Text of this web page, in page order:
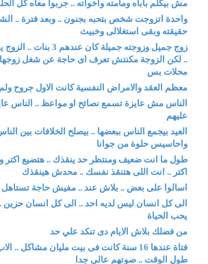
مش بيكلم باباه ومامته واخواته .. جربوا معاه كل
واحدة اتزوجت شخص بتحبه بجنون .. وبعد فترة ..
حقيقته وبقى استغلالى وخبيث
.. لكن الزوجة مكنتش تعرف اى حاجة عن شغل
محلات بس
معظم العقد والامراض النفسية كانت الاول جروح
الناس مش عايزة تسمع نصائح او مواعظ .. الناس
عليهم
العيد بيجمع الناس ببعضها .. بيصلح الخلافات بين
واحاسيس حلوة من جوانا
طول ما انت ضعيف ومنتظر حد ينقذك .. هتضيع اكتر
اكتر .. انت اللى هتنقذ نفسك .. محدش هينقذك
اسالوا على بعض .. بلاش عند .. مفيش حاجة
الى كل انسان ليس لديه احد .. الى كل انسان حزين
يحب الحياة
من فضلك بلاش الايام دى تنكد علي حد
فتاة عندها 16 سنة كانت فى بيت مليان مشاكل ..
طول الوقت .. صوتهم عالى جدا